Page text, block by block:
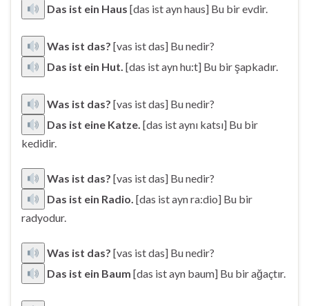
Das ist ein Haus [das ist ayn haus] Bu bir evdir.
Was ist das? [vas ist das] Bu nedir?
Das ist ein Hut. [das ist ayn hu:t] Bu bir şapkadır.
Was ist das? [vas ist das] Bu nedir?
Das ist eine Katze. [das ist aynı katsı] Bu bir
kedidir.
Was ist das? [vas ist das] Bu nedir?
Das ist ein Radio. [das ist ayn ra:dio] Bu bir
radyodur.
Was ist das? [vas ist das] Bu nedir?
Das ist ein Baum [das ist ayn baum] Bu bir ağaçtır.